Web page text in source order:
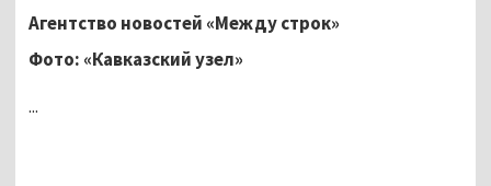
Агентство новостей «Между строк»
Фото: «Кавказский узел»
...